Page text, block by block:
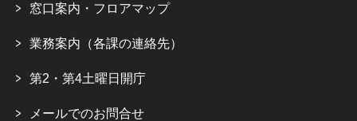
窓口案内・フロアマップ
業務案内（各課の連絡先）
第2・第4土曜日開庁
メールでのお問合せ